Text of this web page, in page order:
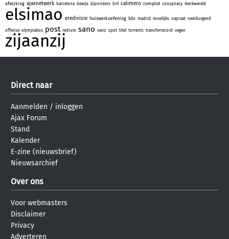
afwijking ajaxnetwerk barcelona bewijs bijzonders bril calimero complot conspiracy denkwereld
elsimao eredivisie huiswerkoefening lido madrid moeilijks napraat neerbuigend
offense olympiakos post redrum sano sevic spot titel torrents transferrecord vegen
zijaanzij
Direct naar
Aanmelden / inloggen
Ajax Forum
Stand
Kalender
E-zine (nieuwsbrief)
Nieuwsarchief
Over ons
Voor webmasters
Disclaimer
Privacy
Adverteren